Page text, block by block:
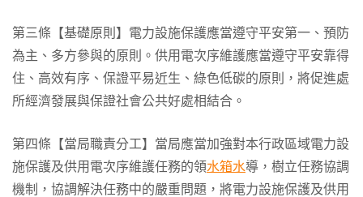
第三條【基礎原則】電力設施保護應當遵守平安第一、預防
為主、多方參與的原則。供用電次序維護應當遵守平安靠得
住、高效有序、保證平易近生、綠色低碳的原則，將促進處
所經濟發展與保證社會公共好處相結合。
第四條【當局職責分工】當局應當加強對本行政區域電力設
施保護及供用電次序維護任務的領水箱水導，樹立任務協調
機制，協調解決任務中的嚴重問題，將電力設施保護及供用